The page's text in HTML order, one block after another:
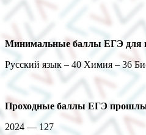
Минимальные баллы ЕГЭ для
Русский язык – 40 Химия – 36
Проходные баллы ЕГЭ
2024 — 127